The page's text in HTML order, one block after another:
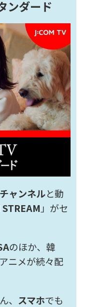
ンダード
ャンネルと動
」がセ
のほか、韓
ニメが続々配
、 スマホでも